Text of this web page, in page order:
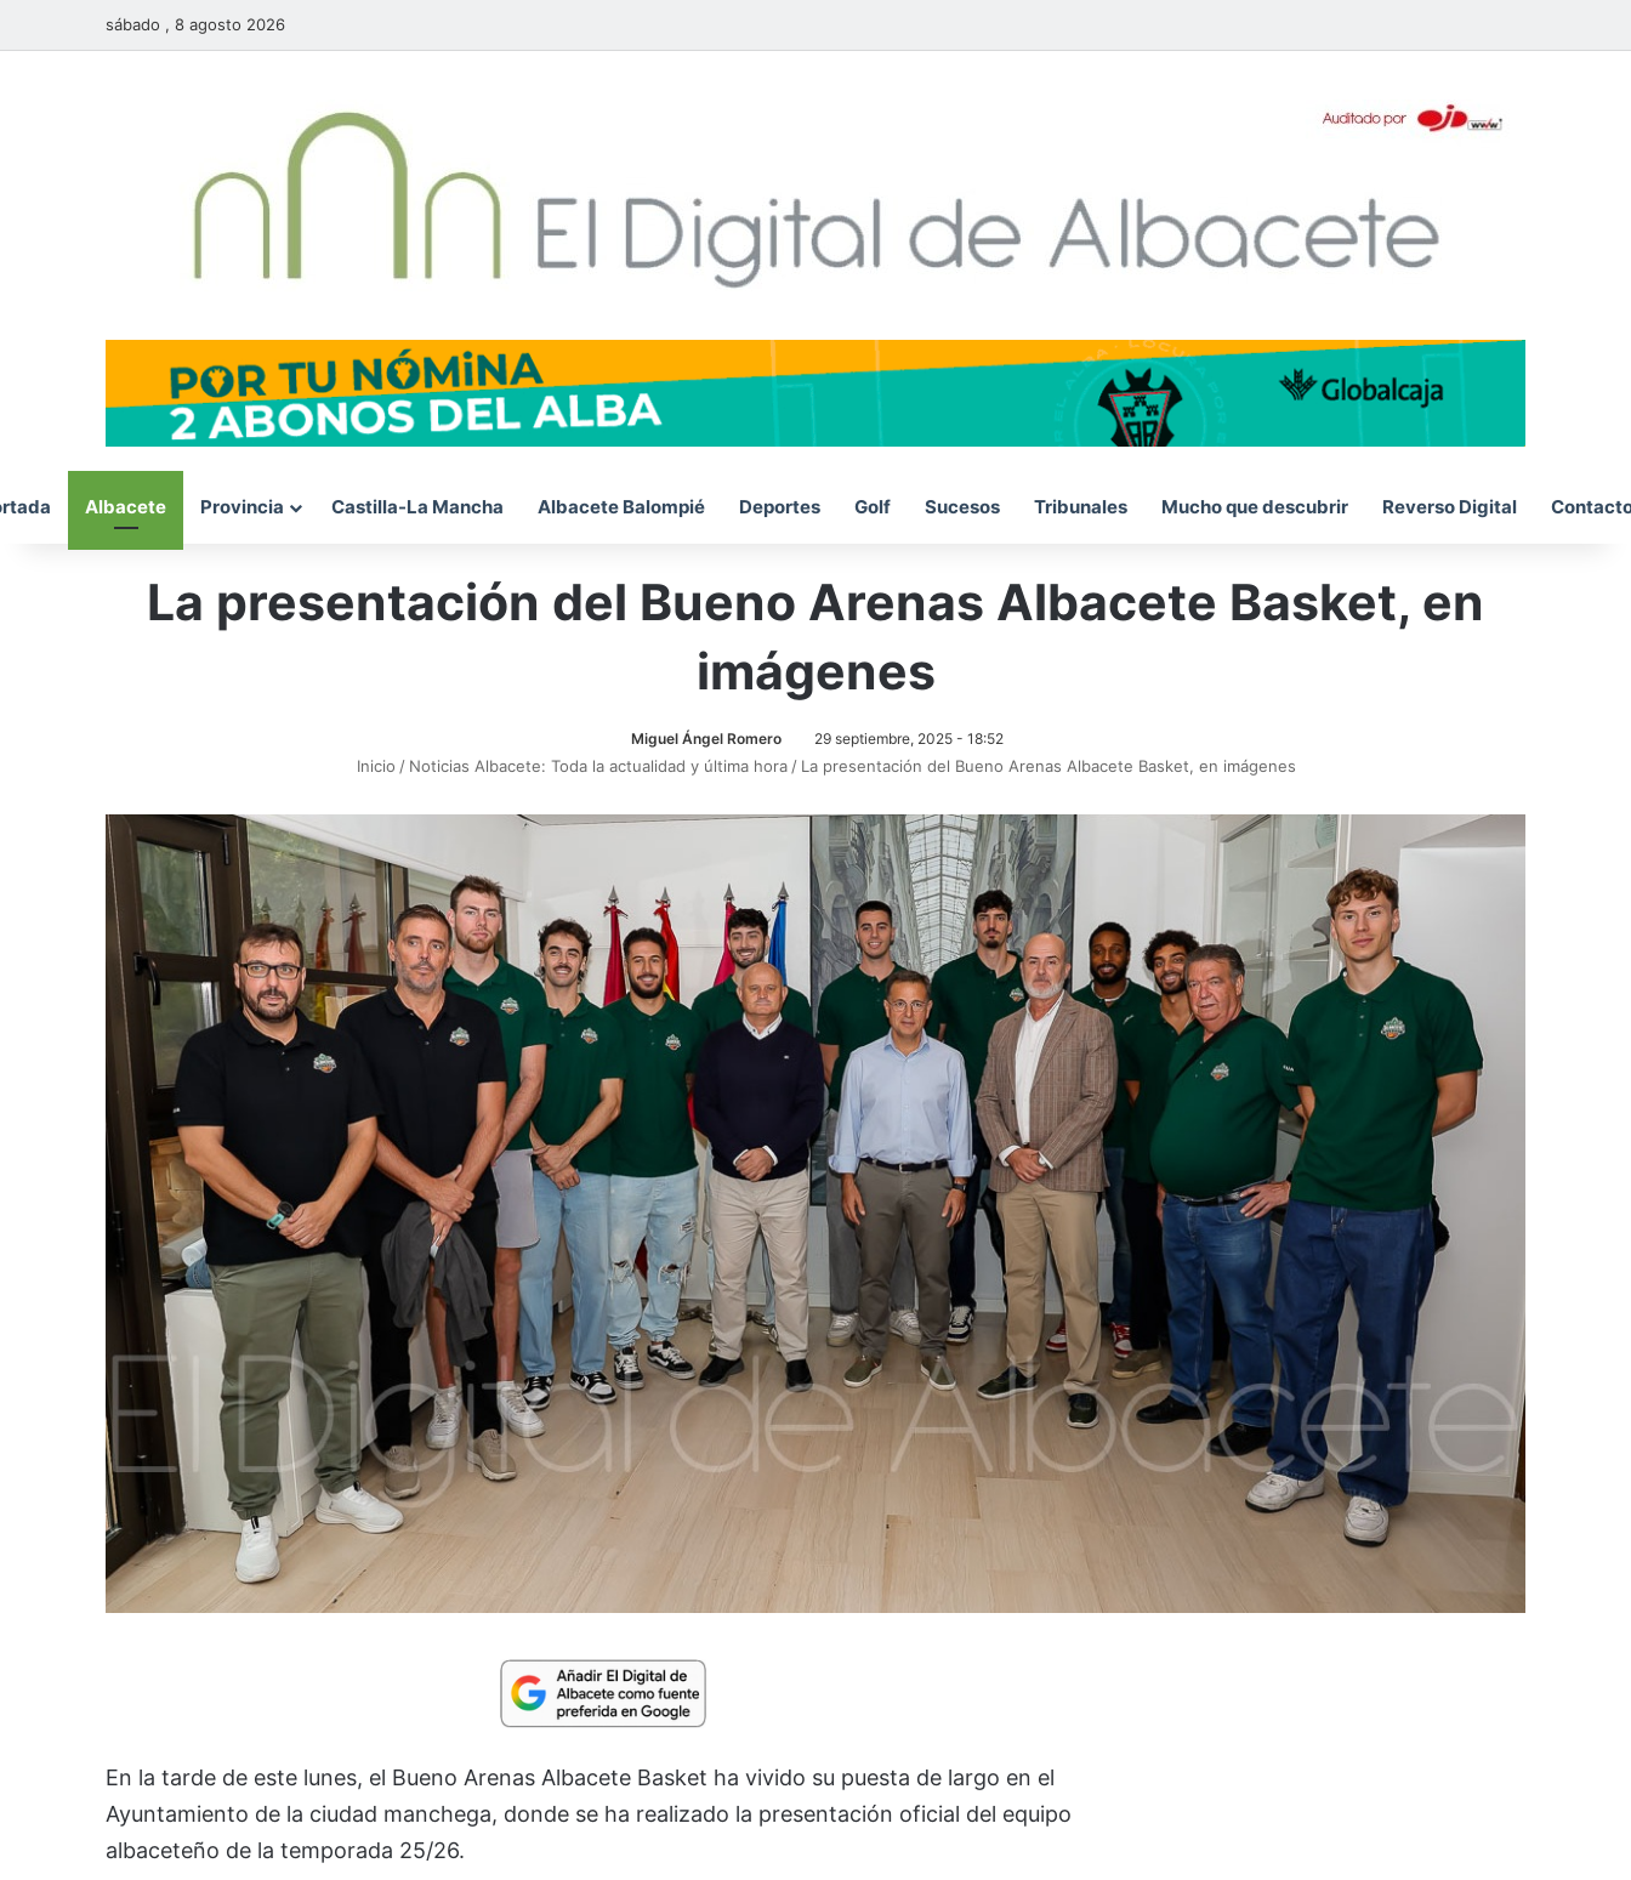
sábado , 8 agosto 2026
Albacete Provincia Castilla-La Mancha Albacete Balompié Deportes Golf Sucesos Tribunales Mucho que descubrir Reverso Digital
La presentación del Bueno Arenas Albacete Basket, en
imágenes
Miguel Ángel Romero 29 septiembre, 2025 - 18:52
Inicio / Noticias Albacete: Toda la actualidad y última hora / La presentación del Bueno Arenas Albacete Basket, en imágenes
En la tarde de este lunes, el Bueno Arenas Albacete Basket ha vivido su puesta de largo en el
Ayuntamiento de la ciudad manchega, donde se ha realizado la presentación oficial del equipo
albaceteño de la temporada 25/26.